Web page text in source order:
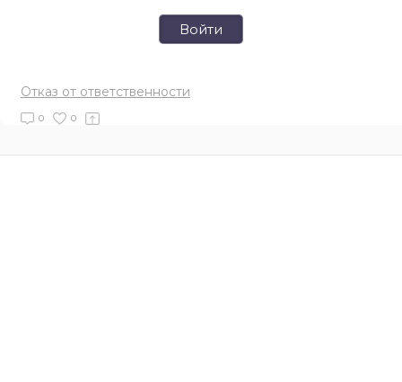
Войти
Отказ от ответственности
0 0